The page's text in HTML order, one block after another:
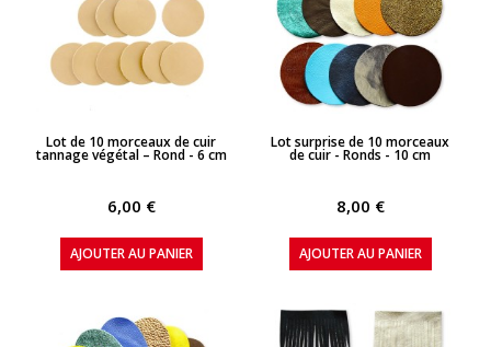
APERÇU RAPIDE
Lot de 10 morceaux de cuir
tannage végétal – Rond - 6 cm
6,00 €
AJOUTER AU PANIER
APERÇU RAPIDE
Lot surprise de 10 morceaux
de cuir - Ronds - 10 cm
8,00 €
AJOUTER AU PANIER